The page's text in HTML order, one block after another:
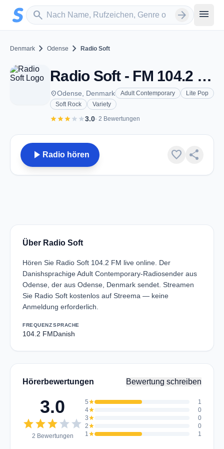
Zum Hauptinhalt springen
search
Sender suchen arrow_forward menu
Denmark chevron_right Odense chevron_right Radio Soft
Radio Soft - FM 104.2 - Odense
placeOdense, Denmark Adult Contemporary
Lite Pop
Soft Rock
Variety
starstarstarstar star3.0· 2 Bewertungen
play_arrow Radio hören favorite share
Über Radio Soft
Hören Sie Radio Soft 104.2 FM live online. Der
Danishsprachige Adult Contemporary-Radiosender aus
Odense, der aus Odense, Denmark sendet. Streamen
Sie Radio Soft kostenlos auf Streema — keine
Anmeldung erforderlich.
FREQUENZ
104.2 FM
SPRACHE
Danish
Hörerbewertungen Bewertung schreiben
3.0
starstarstarstar star
2 Bewertungen
5star
1
4star
0
3star
0
2star
0
1star 1